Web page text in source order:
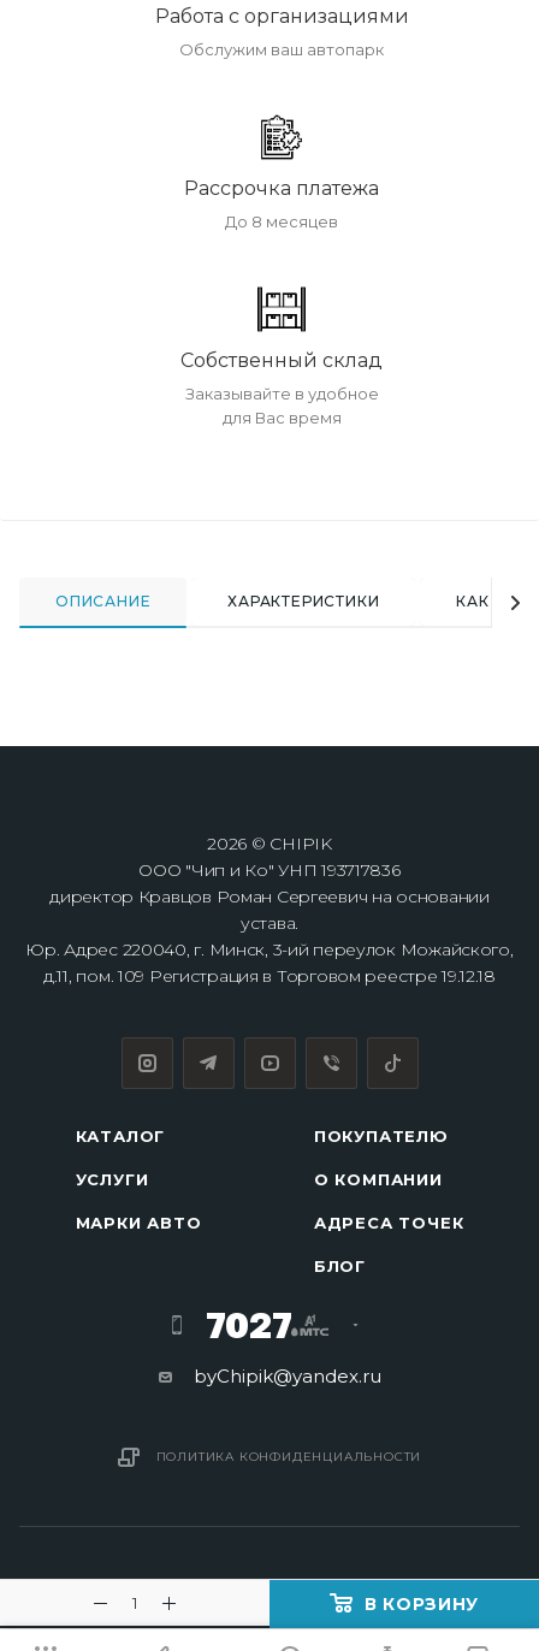
В КОРЗИНУ
Работа с организациями
Обслужим ваш автопарк
Рассрочка платежа
До 8 месяцев
Собственный склад
Заказывайте в удобное
для Вас время
ОПИСАНИЕ ХАРАКТЕРИСТИКИ КАК
2026 © CHIPIK
ООО "Чип и Ко" УНП 193717836
директор Кравцов Роман Сергеевич на основании
устава.
Юр. Адрес 220040, г. Минск, 3-ий переулок Можайского,
д.11, пом. 109 Регистрация в Торговом реестре 19.12.18
КАТАЛОГ
УСЛУГИ
МАРКИ АВТО
ПОКУПАТЕЛЮ
О КОМПАНИИ
АДРЕСА ТОЧЕК
БЛОГ
7027
byChipik@yandex.ru
ПОЛИТИКА КОНФИДЕНЦИАЛЬНОСТИ
2016 - 2026 © Изготовление ключей в Минске